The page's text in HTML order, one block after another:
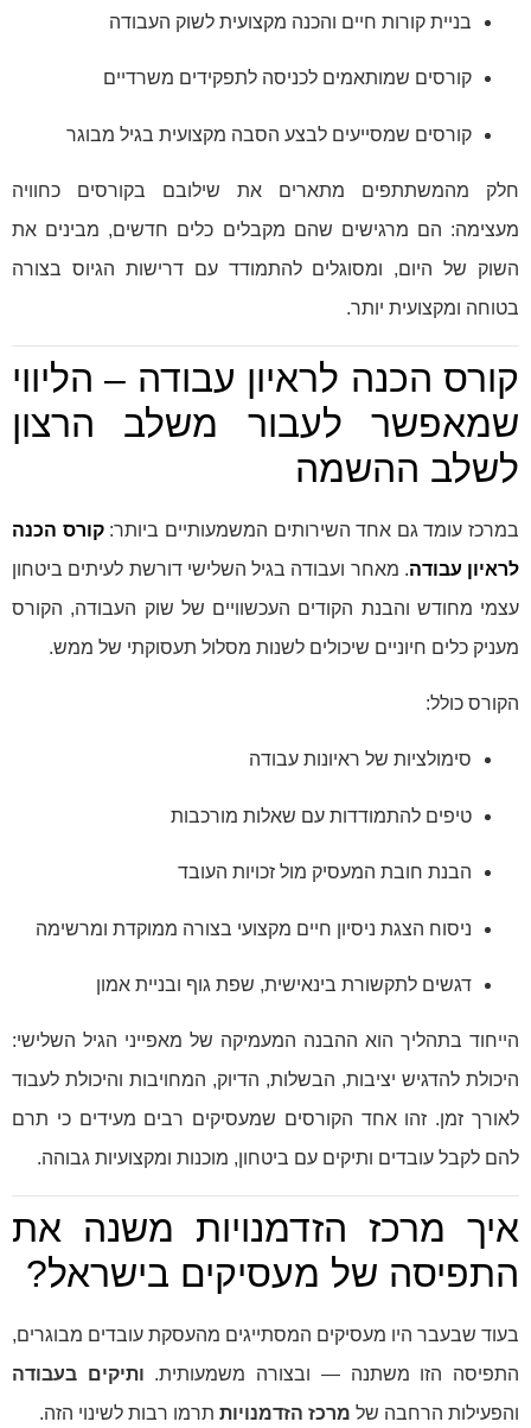
בניית קורות חיים והכנה מקצועית לשוק העבודה
קורסים שמותאמים לכניסה לתפקידים משרדיים
קורסים שמסייעים לבצע הסבה מקצועית בגיל מבוגר
חלק מהמשתתפים מתארים את שילובם בקורסים כחוויה
מעצימה: הם מרגישים שהם מקבלים כלים חדשים, מבינים את
השוק של היום, ומסוגלים להתמודד עם דרישות הגיוס בצורה
בטוחה ומקצועית יותר.
קורס הכנה לראיון עבודה – הליווי
שמאפשר לעבור משלב הרצון
לשלב ההשמה
במרכז עומד גם אחד השירותים המשמעותיים ביותר:קורס הכנה
לראיון עבודה. מאחר ועבודה בגיל השלישי דורשת לעיתים ביטחון
עצמי מחודש והבנת הקודים העכשוויים של שוק העבודה, הקורס
מעניק כלים חיוניים שיכולים לשנות מסלול תעסוקתי של ממש.
הקורס כולל:
סימולציות של ראיונות עבודה
טיפים להתמודדות עם שאלות מורכבות
הבנת חובת המעסיק מול זכויות העובד
ניסוח הצגת ניסיון חיים מקצועי בצורה ממוקדת ומרשימה
דגשים לתקשורת בינאישית, שפת גוף ובניית אמון
הייחוד בתהליך הוא ההבנה המעמיקה של מאפייני הגיל השלישי:
היכולת להדגיש יציבות, הבשלות, הדיוק, המחויבות והיכולת לעבוד
לאורך זמן. זהו אחד הקורסים שמעסיקים רבים מעידים כי תרם
להם לקבל עובדים ותיקים עם ביטחון, מוכנות ומקצועיות גבוהה.
איך מרכז הזדמנויות משנה את
התפיסה של מעסיקים בישראל?
בעוד שבעבר היו מעסיקים המסתייגים מהעסקת עובדים מבוגרים,
התפיסה הזו משתנה — ובצורה משמעותית. ותיקים בעבודה
והפעילות הרחבה של מרכז הזדמנויות תרמו רבות לשינוי הזה.